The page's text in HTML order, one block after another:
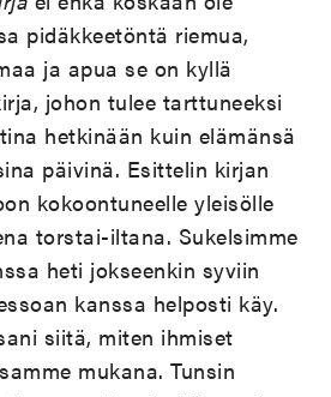
pidäkkeetöntä riemua,
ja apua se on kyllä
johon tulee tarttuneeksi
hetkinään kuin elämänsä
päivinä. Esittelin kirjan
kokoontuneelle yleisölle
torstai-iltana. Sukelsimme
heti jokseenkin syviin
kanssa helposti käy.
siitä, miten ihmiset
mukana. Tunsin